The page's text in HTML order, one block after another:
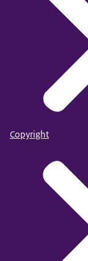
Copyright